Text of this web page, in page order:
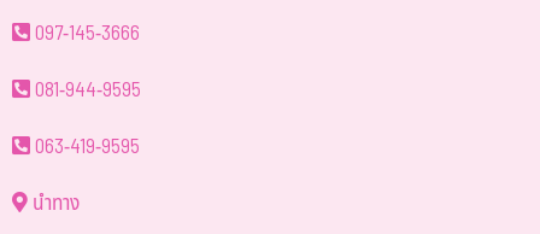
097-145-3666
081-944-9595
063-419-9595
นำทาง